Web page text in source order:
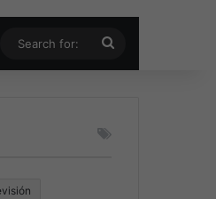
Random Article
for: